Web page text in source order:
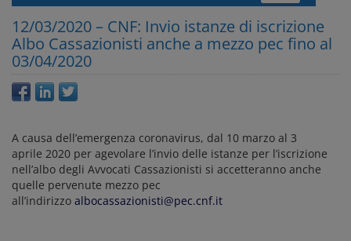
12/03/2020 – CNF: Invio istanze di iscrizione
Albo Cassazionisti anche a mezzo pec fino al
03/04/2020
A causa dell’emergenza coronavirus, dal 10 marzo al 3
aprile 2020 per agevolare l’invio delle istanze per l’iscrizione
nell’albo degli Avvocati Cassazionisti si accetteranno anche
quelle pervenute mezzo pec
all’indirizzo albocassazionisti@pec.cnf.it